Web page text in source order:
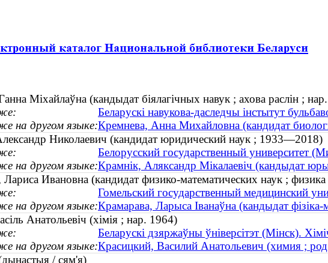
Міхайлаўна (кандыдат біялагічных навук ; ахова раслін ;
Беларускі навукова-даследчы інстытут
на другом языке:Кремнева, Анна Михайловна (кандидат
Николаевич (кандидат юридический наук ; 1933—2018)
Белорусский государственный университет
на другом языке:Крамнік, Аляксандр Мікалаевіч (кандыдат
Ивановна (кандидат физико-математических наук ;
Гомельский государственный медицинский
на другом языке:Крамарава, Ларыса Іванаўна (кандыдат
Анатольевiч (хімія ; нар. 1964)
Беларускі дзяржаўны ўніверсітэт (Мінск).
на другом языке:Красицкий, Василий Анатольевич (химия ;
/ сям'я)